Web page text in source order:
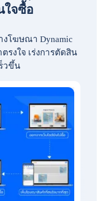
ใจซื้อ
งโฆษณา Dynamic
รงใจ เร่งการตัดสิน
วขึ้น